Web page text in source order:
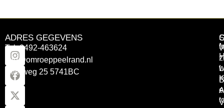
ADRES GEGEVENS
Tel: 0492-463624
info@omroeppeelrand.nl
Otterweg 25 5741BC